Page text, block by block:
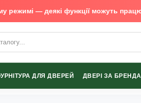
режимі — деякі функції можуть
ДЛЯ ДВЕРЕЙ ДВЕРІ ЗА